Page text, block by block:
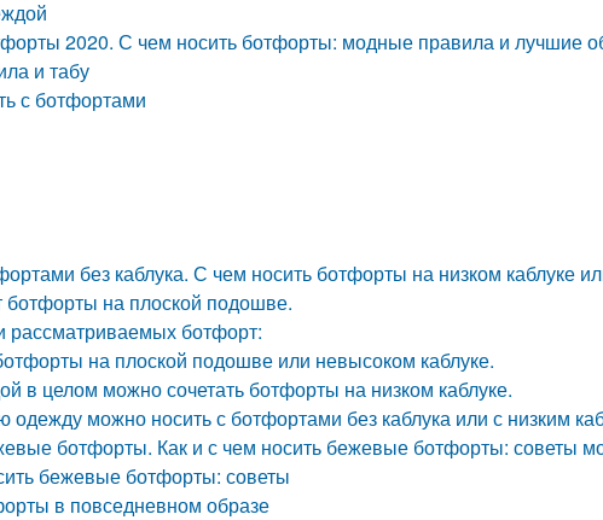
2020. С чем носить ботфорты: модные правила и лучшие
и табу
с ботфортами
без каблука. С чем носить ботфорты на низком каблуке
ботфорты на плоской подошве.
рассматриваемых ботфорт:
на плоской подошве или невысоком каблуке.
в целом можно сочетать ботфорты на низком каблуке.
одежду можно носить с ботфортами без каблука или с низким
ботфорты. Как и с чем носить бежевые ботфорты: советы
бежевые ботфорты: советы
в повседневном образе